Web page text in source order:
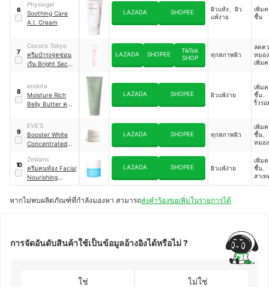
6
Physiogel
Soothing Care
A.I. Cream
LAZADA SHOPEE
ผิวแห้ง、ผิว
แพ้ง่าย
เพิ่ม
ชื้น
7
Cocoro Tokyo
ครีมบำรุงจุดซ่อน
เร้น Bright Secret
LAZADA SHOPEE
TikTok
SHOP
ทุกสภาพผิว
ลดค
หมอ
เพิ่ม
8
endota
Moisture Rich
Belly Butter ครีม
LAZADA SHOPEE ผิวแพ้ง่าย
เพิ่ม
ชื้น、
ริ้วรอ
9
EVE’S
Booster White
Concentrated
LAZADA SHOPEE ทุกสภาพผิว
เพิ่ม
ชื้น
หมอ
10
Zeblanc
ครีมคนท้อง Facial
Nourishing
Cream
LAZADA SHOPEE ผิวแพ้ง่าย
เพิ่ม
ชื้น
สาเ
เกิดสิ
หากไม่พบผลิตภัณฑ์ที่กำลังมองหา สามารถส่งคำร้องขอเพิ่มในรายการได้
การจัดอันดับสินค้าใช้เป็นข้อมูลอ้างอิงได้หรือไม่ ?
ใช่ ไม่ใช่